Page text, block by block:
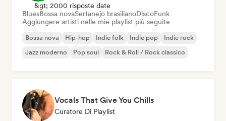
&gt; 2000 risposte date
BluesBossa novaSertanejo brasilianoDiscoFunk
Aggiungere artisti nelle mie playlist più seguite
Bossa nova Hip-hop Indie folk Indie pop
Indie rock
Jazz moderno
Pop soul Rock & Roll / Rock classico
Vocals That Give You Chills
Curatore Di Playlist